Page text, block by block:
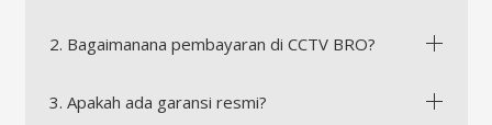
2. Bagaimanana pembayaran di CCTV BRO?
3. Apakah ada garansi resmi?